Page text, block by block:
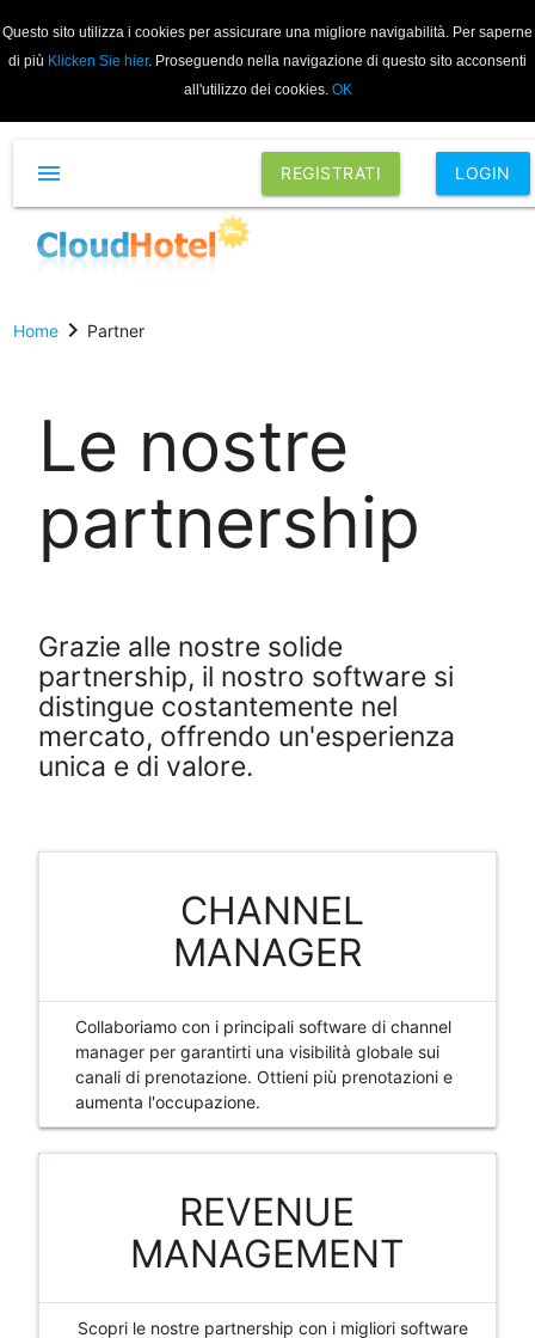
Questo sito utilizza i cookies per assicurare una migliore navigabilità. Per saperne
di più Klicken Sie hier. Proseguendo nella navigazione di questo sito acconsenti
all'utilizzo dei cookies. OK
REGISTRATI LOGIN
menu
Homechevron_right Partner
Le nostre
partnership
Grazie alle nostre solide
partnership, il nostro software si
distingue costantemente nel
mercato, offrendo un'esperienza
unica e di valore.
CHANNEL
MANAGER
Collaboriamo con i principali software di channel
manager per garantirti una visibilità globale sui
canali di prenotazione. Ottieni più prenotazioni e
aumenta l'occupazione.
REVENUE
MANAGEMENT
Scopri le nostre partnership con i migliori software